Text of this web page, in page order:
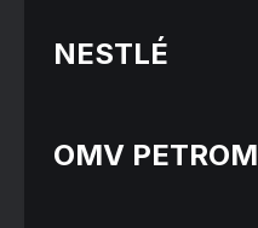
NESTLÉ
OMV PETROM